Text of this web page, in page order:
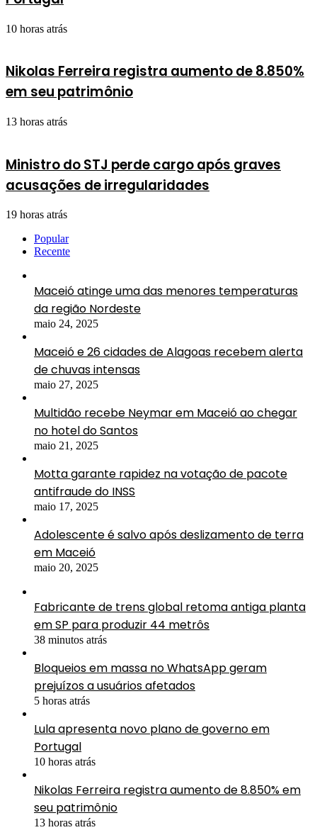
10 horas atrás
Nikolas Ferreira registra aumento de 8.850%
em seu patrimônio
13 horas atrás
Ministro do STJ perde cargo após graves
acusações de irregularidades
19 horas atrás
Popular
Recente
Maceió atinge uma das menores temperaturas
da região Nordeste
maio 24, 2025
Maceió e 26 cidades de Alagoas recebem alerta
de chuvas intensas
maio 27, 2025
Multidão recebe Neymar em Maceió ao chegar
no hotel do Santos
maio 21, 2025
Motta garante rapidez na votação de pacote
antifraude do INSS
maio 17, 2025
Adolescente é salvo após deslizamento de terra
em Maceió
maio 20, 2025
Fabricante de trens global retoma antiga planta
em SP para produzir 44 metrôs
38 minutos atrás
Bloqueios em massa no WhatsApp geram
prejuízos a usuários afetados
5 horas atrás
Lula apresenta novo plano de governo em
Portugal
10 horas atrás
Nikolas Ferreira registra aumento de 8.850% em
seu patrimônio
13 horas atrás